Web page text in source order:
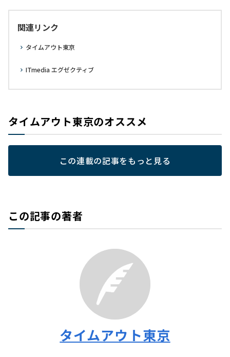
関連リンク
タイムアウト東京
ITmedia エグゼクティブ
タイムアウト東京のオススメ
この連載の記事をもっと見る
この記事の著者
タイムアウト東京